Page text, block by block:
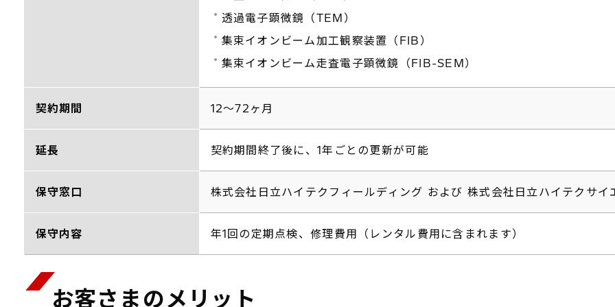
透過電子顕微鏡（TEM）
集束イオンビーム加工観察装置（FIB）
集束イオンビーム走査電子顕微鏡（FIB-SEM）
契約期間 12～72ヶ月
延長 契約期間終了後に、1年ごとの更新が可能
保守窓口 株式会社日立ハイテクフィールディング および 株式会社日立ハイテクサイ
保守内容 年1回の定期点検、修理費用（レンタル費用に含まれます）
お客さまのメリット